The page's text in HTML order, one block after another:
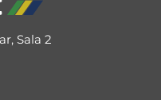
Sala 2